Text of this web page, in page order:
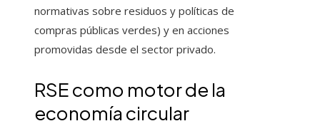
normativas sobre residuos y políticas de
compras públicas verdes) y en acciones
promovidas desde el sector privado.
RSE como motor de la
economía circular